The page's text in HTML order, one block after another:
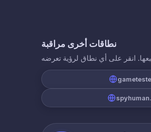
نطاقات أخرى مراقبة